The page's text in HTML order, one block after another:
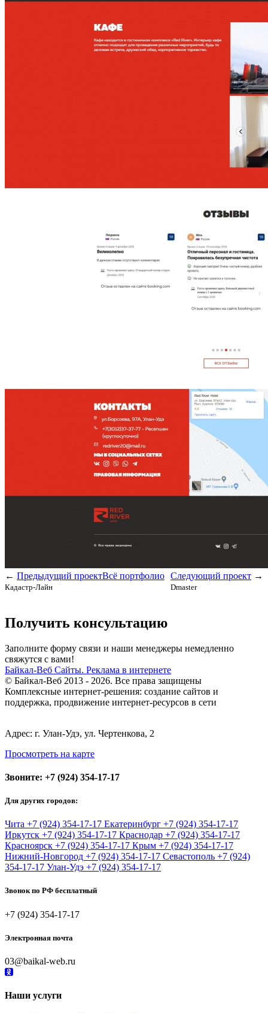
← Предыдущий проект
Кадастр-Лайн
Всё портфолио Следующий проект →
Dmaster
Получить консультацию
Заполните форму связи и наши менеджеры немедленно
свяжутся с вами!
Байкал-Веб Сайты. Реклама в интернете
© Байкал-Веб 2013 - 2026. Все права защищены
Комплексные интернет-решения: создание сайтов и
поддержка, продвижение интернет-ресурсов в сети
Адрес: г. Улан-Удэ, ул. Чертенкова, 2
Просмотреть на карте
Звоните: +7 (924) 354-17-17
Для других городов:
Чита +7 (924) 354-17-17 Екатеринбург +7 (924) 354-17-17
Иркутск +7 (924) 354-17-17 Краснодар +7 (924) 354-17-17
Красноярск +7 (924) 354-17-17 Крым +7 (924) 354-17-17
Нижний-Новгород +7 (924) 354-17-17 Севастополь +7 (924)
354-17-17 Улан-Удэ +7 (924) 354-17-17
Звонок по РФ бесплатный
+7 (924) 354-17-17
Электронная почта
03@baikal-web.ru
Наши услуги